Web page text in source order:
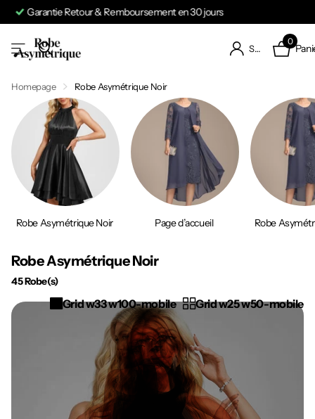
Expédition en 24 à 48h
S'identifier
0
Homepage Robe Asymétrique Noir
Robe Asymétrique Noir Page d’accueil Robe
Robe Asymétrique Noir
45 Robe(s)
Grid w33 w100-mobile Grid w25 w50-mobile